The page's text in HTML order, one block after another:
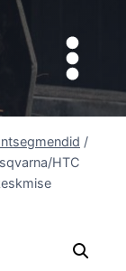
/
HTC